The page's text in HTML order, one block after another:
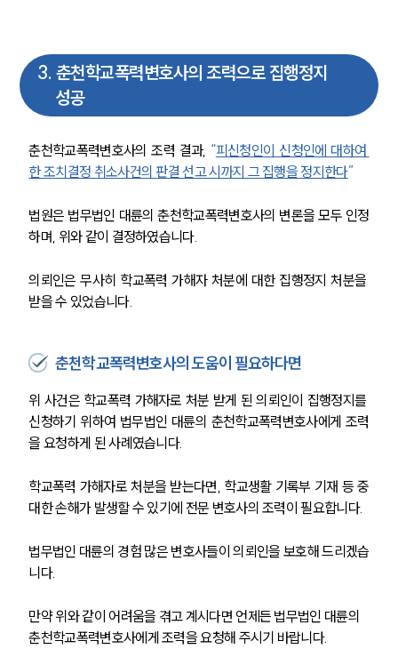
3. 춘천학교폭력변호사의 조력으로 집행정지
성공
춘천학교폭력변호사의 조력 결과, “피신청인이 신청인에 대하여
한 조치결정 취소사건의 판결 선고 시까지 그 집행을 정지한다”
법원은 법무법인 대륜의 춘천학교폭력변호사의 변론을 모두 인정
하며, 위와 같이 결정하였습니다.
의뢰인은 무사히 학교폭력 가해자 처분에 대한 집행정지 처분을
받을 수 있었습니다.
춘천학교폭력변호사의 도움이 필요하다면
위 사건은 학교폭력 가해자로 처분 받게 된 의뢰인이 집행정지를
신청하기 위하여 법무법인 대륜의 춘천학교폭력변호사에게 조력
을 요청하게 된 사례였습니다.
학교폭력 가해자로 처분을 받는다면, 학교생활 기록부 기재 등 중
대한 손해가 발생할 수 있기에 전문 변호사의 조력이 필요합니다.
법무법인 대륜의 경험 많은 변호사들이 의뢰인을 보호해 드리겠습
니다.
만약 위와 같이 어려움을 겪고 계시다면 언제든 법무법인 대륜의
춘천학교폭력변호사에게 조력을 요청해 주시기 바랍니다.